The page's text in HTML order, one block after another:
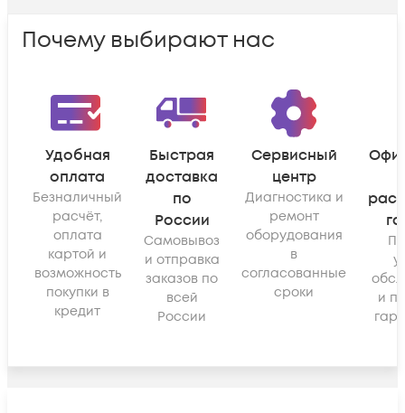
Почему выбирают нас
Удобная
оплата
Безналичный
расчёт,
оплата
картой и
возможность
покупки в
кредит
Быстрая
доставка
по
России
Самовывоз
и отправка
заказов по
всей
России
Сервисный
центр
Диагностика и
ремонт
оборудования
в
согласованные
сроки
и